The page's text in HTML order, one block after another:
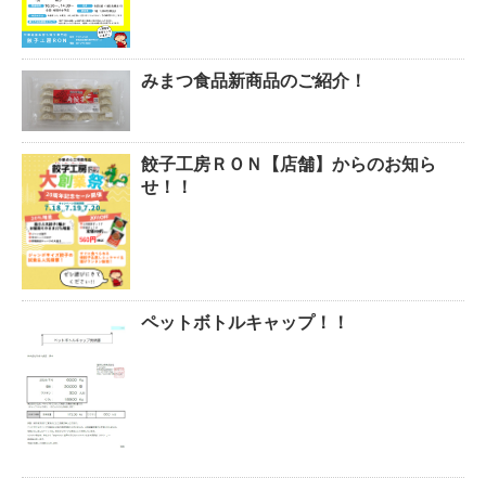
みまつ食品新商品のご紹介！
餃子工房ＲＯＮ【店舗】からのお知ら
せ！！
ペットボトルキャップ！！